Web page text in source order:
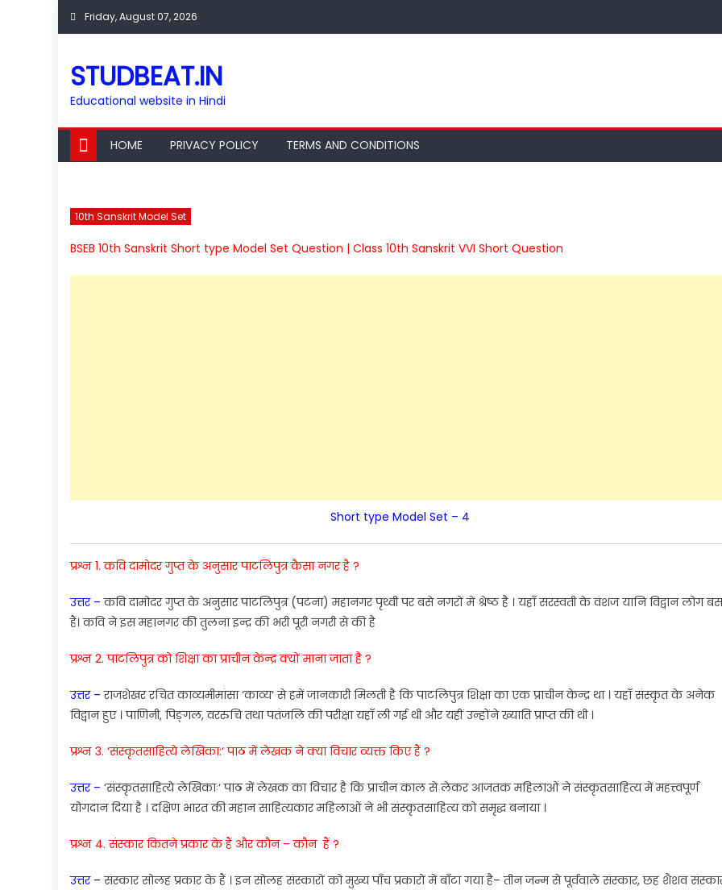
Skip
Friday, August 07, 2026
STUDBEAT.IN
Educational website in Hindi
HOME PRIVACY POLICY TERMS AND CONDITIONS
10th Sanskrit Model Set
BSEB 10th Sanskrit Short type Model Set Question | Class 10th Sanskrit VVI Short Question
Short type Model Set – 4
प्रश्न 1. कविदामोदरगुप्तके अनुसारपाटलिपुत्रकैसानगरहै ?
उत्तर –कविदामोदरगुप्तके अनुसारपाटलिपुत्र (पटना)महानगरपृथ्वीपरबसेनगरोंमें श्रेष्ठहै । यहाँसरस्वतीकेवंशजयानिविद्वानलोग
हैं।कविनेइसमहानगरकीतुलनाइन्द्रकी भरीपूरीनगरीसेकीहै
प्रश्न 2.पाटलिपुत्रकोशिक्षाकाप्राचीनकेन्द्रक्योंमानाजाताहै ?
उत्तर – राजशेखररचितकाव्यमीमांसा‘काव्य‘सेहमेंजानकारीमिलतीहै किपाटलिपुत्रशिक्षाकाएकप्राचीनकेन्द्रथा । यहाँसंस्कृतके अनेक
विद्वानहुए ।पाणिनी, पिङ्गल,वररुचितथापतंजलिकीपरीक्षायहाँलीगईथी औरयहींउन्होंनेख्यातिप्राप्तकीथी ।
प्रश्न 3. ‘संस्कृतसाहित्येलेखिका:‘पाठमेंलेखकनेक्याविचारव्यक्तकिएहैं ?
उत्तर – ‘संस्कृतसाहित्येलेखिकाः‘पाठमेंलेखककाविचारहै किप्राचीनकालसेलेकर आजतकमहिलाओंनेसंस्कृतसाहित्यमेंमहत्त्वपूर्ण
योगदानदियाहै ।दक्षिण भारतकीमहानसाहित्यकारमहिलाओंने भीसंस्कृतसाहित्यकोसमृद्धबनाया ।
प्रश्न 4.संस्कार कितनेप्रकारकेहैं औरकौन –कौन हैं ?
उत्तर – संस्कारसोलहप्रकारकेहैं ।इनसोलहसंस्कारोंकोमुख्यपाँचप्रकारोंमेंबाँटागयाहै–तीनजन्मसेपूर्ववालेसंस्कार,छह शैशव